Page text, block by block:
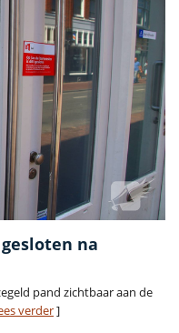
na
pand zichtbaar aan de
verder]